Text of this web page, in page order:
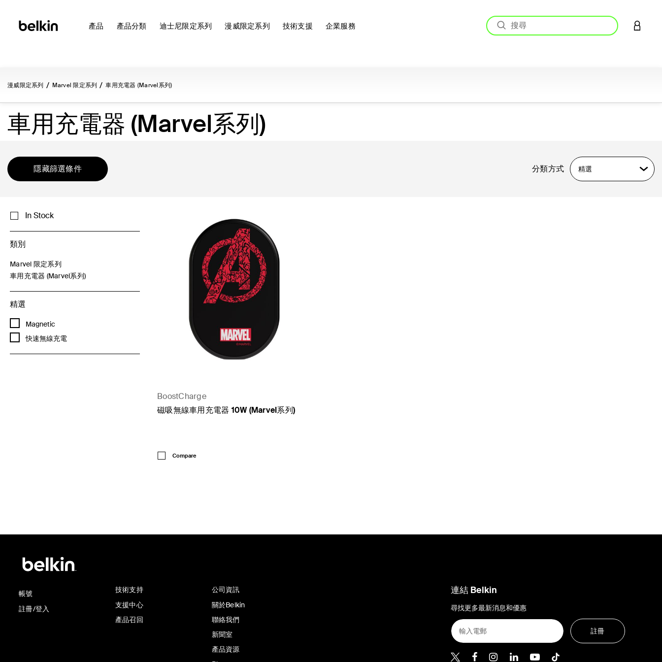
產品 產品分類 迪士尼限定系列 漫威限定系列 技術支援 企業服務 登入您
漫威限定系列 Marvel 限定系列 車用充電器 (Marvel系列)
車用充電器 (Marvel系列)
隱藏篩選條件 分類方式 精選
In Stock
類別
Marvel 限定系列
透過 類別細化： Marvel 限定系列
車用充電器 (Marvel系列)
已選取 當前透過 類別細化： 車用充電器 (Marvel系列)
精選
Magnetic
透過 精選細化： Magnetic
快速無線充電
透過 精選細化： 快速無線充電
BoostCharge
磁吸無線車用充電器 10W (Marvel系列)
Compare
帳號
註冊/登入
技術支持
支援中心
產品召回
公司資訊
關於Belkin
聯絡我們
新聞室
產品資源
連結 Belkin
尋找更多最新消息和優惠
註冊
Belkin Twitter
Belkin Hong Kong Facebook
Belkin Instagram
Belkin Hong Kong
Belkin Youtube
Belkin TikTok